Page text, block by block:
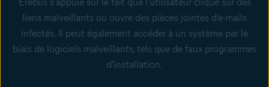
liens malveillants ou ouvre des pièces jointes d’e-mails
infectés. Il peut également accéder à un système par le
biais de logiciels malveillants, tels que de faux programmes
d'installation.